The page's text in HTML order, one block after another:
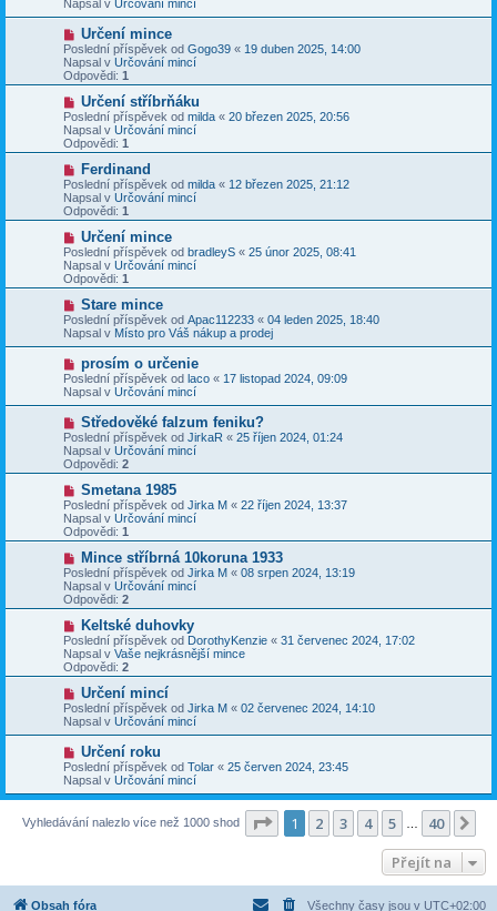
p
v
e
k
ý
p
í
s
p
v
e
k
Napsal v Určování mincí
N
o
v
ý
p
s
p
ě
v
e
k
Určení mince
Poslední příspěvek od Gogo39 « 19 duben 2025, 14:00
Napsal v Určování mincí
Odpovědi: 1
N
o
v
ý
p
s
p
ě
v
e
k
Určení stříbrňáku
Poslední příspěvek od milda « 20 březen 2025, 20:56
Napsal v Určování mincí
Odpovědi: 1
N
o
v
ý
p
s
p
ě
v
e
k
Ferdinand
Poslední příspěvek od milda « 12 březen 2025, 21:12
Napsal v Určování mincí
Odpovědi: 1
N
o
v
ý
p
s
p
e
k
Určení mince
Poslední příspěvek od bradleyS « 25 únor 2025, 08:41
Napsal v Určování mincí
Odpovědi: 1
N
o
v
ý
í
s
p
ě
v
e
k
Stare mince
Poslední příspěvek od Apac112233 « 04 leden 2025, 18:40
Napsal v Místo pro Váš nákup a prodej
N
o
v
ý
p
í
s
p
v
e
k
prosím o určenie
Poslední příspěvek od laco « 17 listopad 2024, 09:09
Napsal v Určování mincí
N
o
v
ý
p
s
p
ě
v
e
k
Středověké falzum feniku?
Poslední příspěvek od JirkaR « 25 říjen 2024, 01:24
Napsal v Určování mincí
Odpovědi: 2
N
o
v
ý
p
s
p
ě
v
e
k
Smetana 1985
Poslední příspěvek od Jirka M « 22 říjen 2024, 13:37
Napsal v Určování mincí
Odpovědi: 1
N
o
v
ý
p
s
p
ě
v
e
k
Mince stříbrná 10koruna 1933
Poslední příspěvek od Jirka M « 08 srpen 2024, 13:19
Napsal v Určování mincí
Odpovědi: 2
N
o
v
ý
p
s
p
v
e
k
Keltské duhovky
Poslední příspěvek od DorothyKenzie « 31 červenec 2024, 17:02
Napsal v Vaše nejkrásnější mince
Odpovědi: 2
N
o
v
ý
p
í
s
p
v
Určení mincí
Poslední příspěvek od Jirka M « 02 červenec 2024, 14:10
Napsal v Určování mincí
N
o
v
ý
p
ř
í
k
Určení roku
Poslední příspěvek od Tolar « 25 červen 2024, 23:45
Napsal v Určování mincí
Vyhledávání nalezlo více než 1000 shod Stránka z 40
1 2 3 4 5 40
Přejít na
Obsah fóra Všechny časy jsou v UTC+02:00